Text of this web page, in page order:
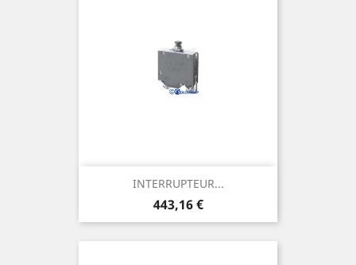
INTERRUPTEUR...
Prix
443,16 €